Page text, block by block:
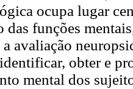
ocupa lugar
das funções
a avaliação
obter e
mental dos